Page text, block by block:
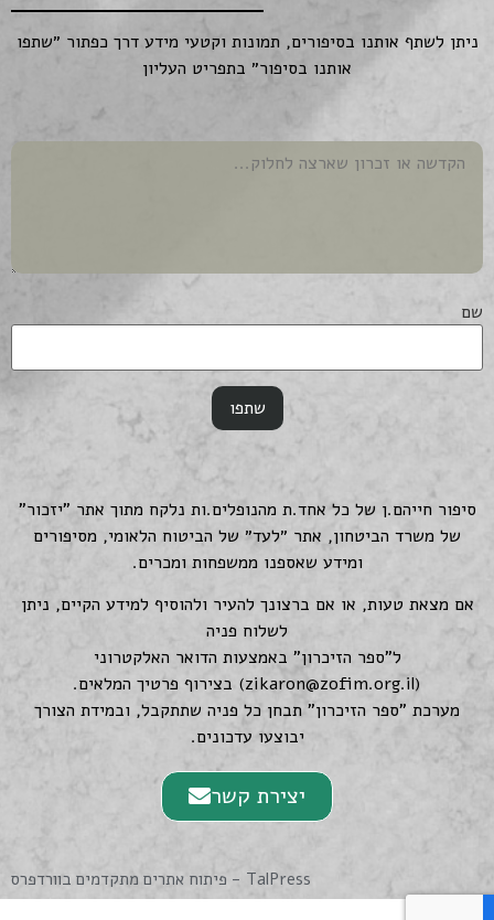
ניתן לשתף אותנו בסיפורים, תמונות וקטעי מידע דרך כפתור ״שתפו
אותנו בסיפור״ בתפריט העליון
שם
סיפור חייהם.ן של כל אחד.ת מהנופלים.ות נלקח מתוך אתר "יזכור"
של משרד הביטחון, אתר ״לעד״ של הביטוח הלאומי, מסיפורים
ומידע שאספנו ממשפחות ומכרים.
אם מצאת טעות, או אם ברצונך להעיר ולהוסיף למידע הקיים, ניתן
לשלוח פניה
ל"ספר הזיכרון" באמצעות הדואר האלקטרוני
zikaron@zofim.org.il) בצירוף פרטיך המלאים.
מערכת "ספר הזיכרון" תבחן כל פניה שתתקבל, ובמידת הצורך
יבוצעו עדכונים.
יצירת קשר
TalPress - פיתוח אתרים מתקדמים בוורדפרס